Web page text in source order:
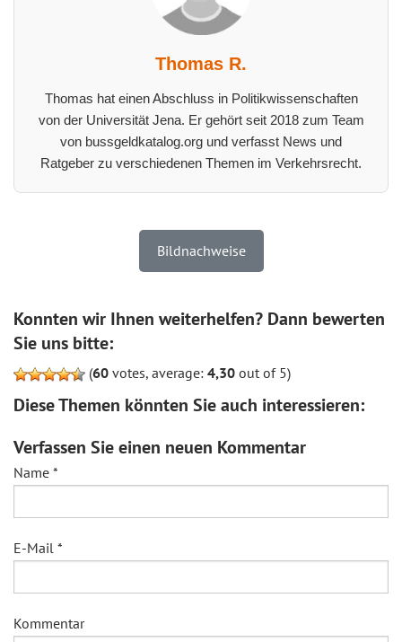
Thomas R.
Thomas hat einen Abschluss in Politikwissenschaften
von der Universität Jena. Er gehört seit 2018 zum Team
von bussgeldkatalog.org und verfasst News und
Ratgeber zu verschiedenen Themen im Verkehrsrecht.
Bildnachweise
Konnten wir Ihnen weiterhelfen? Dann bewerten
Sie uns bitte:
(60 votes, average: 4,30 out of 5)
Diese Themen könnten Sie auch interessieren:
Verfassen Sie einen neuen Kommentar
Name *
E-Mail *
Kommentar